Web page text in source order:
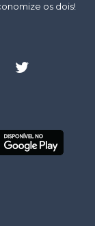
os dois!